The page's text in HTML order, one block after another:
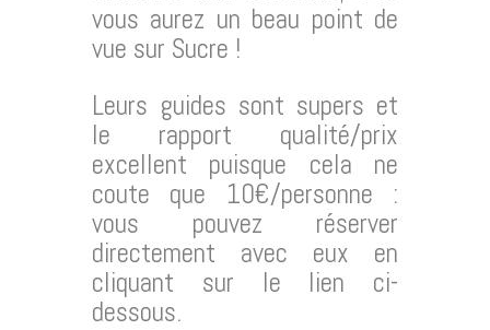
vous aurez un beau point de
vue sur Sucre !
Leurs guides sont supers et
le rapport qualité/prix
excellent puisque cela ne
coute que 10€/personne :
vous pouvez réserver
directement avec eux en
cliquant sur le lien ci-
dessous.